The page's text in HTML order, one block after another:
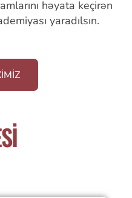
həyata keçirən
yaradılsın.